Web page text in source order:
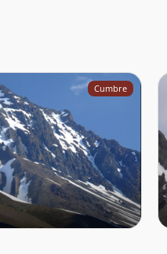
Cumbre